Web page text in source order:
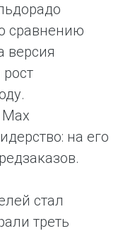
сравнению
версия
на его
стал
треть